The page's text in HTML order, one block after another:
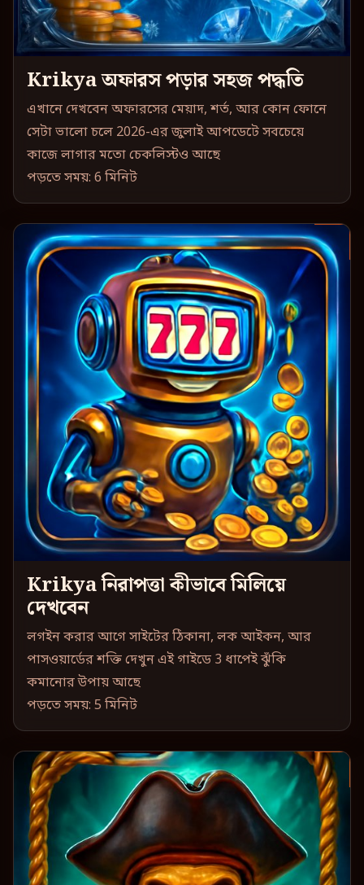
Krikya অফারস পড়ার সহজ পদ্ধতি
এখানে দেখবেন অফারসের মেয়াদ, শর্ত, আর কোন ফোনে
সেটা ভালো চলে 2026-এর জুলাই আপডেটে সবচেয়ে
কাজে লাগার মতো চেকলিস্টও আছে
পড়তে সময়: 6 মিনিট
Krikya নিরাপত্তা কীভাবে মিলিয়ে
দেখবেন
লগইন করার আগে সাইটের ঠিকানা, লক আইকন, আর
পাসওয়ার্ডের শক্তি দেখুন এই গাইডে 3 ধাপেই ঝুঁকি
কমানোর উপায় আছে
পড়তে সময়: 5 মিনিট